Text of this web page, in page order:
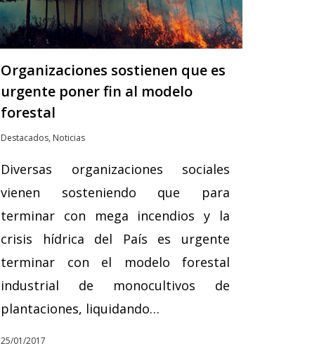
Organizaciones sostienen que es
urgente poner fin al modelo
forestal
Destacados, Noticias
Diversas organizaciones sociales
vienen sosteniendo que para
terminar con mega incendios y la
crisis hídrica del País es urgente
terminar con el modelo forestal
industrial de monocultivos de
plantaciones, liquidando…
25/01/2017